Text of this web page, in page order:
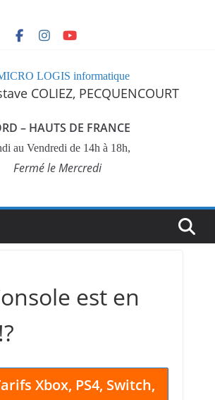
COLIEZ, PECQUENCOURT
– HAUTS DE FRANCE
au Vendredi de 14h à 18h,
Fermé le Mercredi
est en
Xbox, PS4, Switch,